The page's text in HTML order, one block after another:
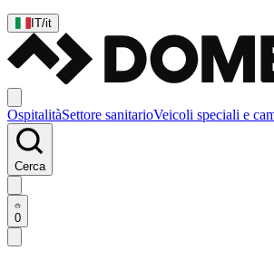
IT/it
OspitalitàSettore sanitarioVeicoli speciali e
Cerca
0